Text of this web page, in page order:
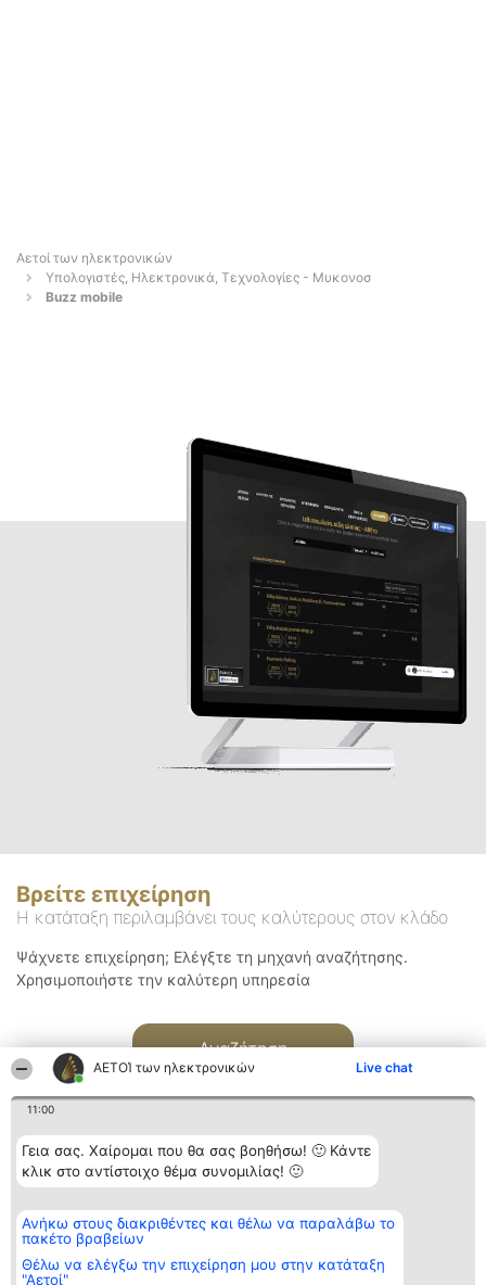
ΑΕΤΟΊ των ηλεκτρονικών Live chat
11:00
Γεια σας. Χαίρομαι που θα σας βοηθήσω! 🙂 Κάντε
κλικ στο αντίστοιχο θέμα συνομιλίας! 🙂
Ανήκω στους διακριθέντες και θέλω να παραλάβω το
πακέτο βραβείων
Θέλω να ελέγξω την επιχείρηση μου στην κατάταξη
"Αετοί"
Αετοί των ηλεκτρονικών
Υπολογιστές, Ηλεκτρονικά, Τεχνολογίες - Μυκονοσ
Buzz mobile
Βρείτε επιχείρηση
Η κατάταξη περιλαμβάνει τους καλύτερους στον κλάδο
Ψάχνετε επιχείρηση; Ελέγξτε τη μηχανή αναζήτησης.
Χρησιμοποιήστε την καλύτερη υπηρεσία
Αναζήτηση
Διοργανωτής της
κατάταξης
BEAUTIFUL COMPANY
ΤΗΛ. ΕΠΙΚΟΙΝΩΝΙΑΣ:
Κατάταξη
Διακριθέντες
των
διακριθέντων
Επικοινωνία
Επικοινωνία